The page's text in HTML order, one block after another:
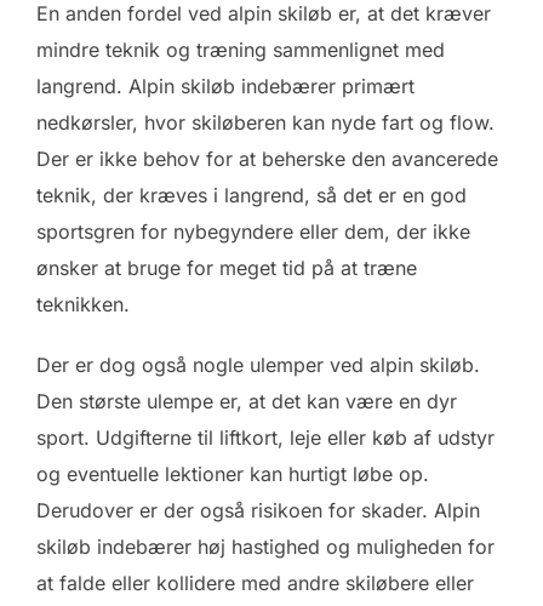
En anden fordel ved alpin skiløb er, at det kræver
mindre teknik og træning sammenlignet med
langrend. Alpin skiløb indebærer primært
nedkørsler, hvor skiløberen kan nyde fart og flow.
Der er ikke behov for at beherske den avancerede
teknik, der kræves i langrend, så det er en god
sportsgren for nybegyndere eller dem, der ikke
ønsker at bruge for meget tid på at træne
teknikken.
Der er dog også nogle ulemper ved alpin skiløb.
Den største ulempe er, at det kan være en dyr
sport. Udgifterne til liftkort, leje eller køb af udstyr
og eventuelle lektioner kan hurtigt løbe op.
Derudover er der også risikoen for skader. Alpin
skiløb indebærer høj hastighed og muligheden for
at falde eller kollidere med andre skiløbere eller